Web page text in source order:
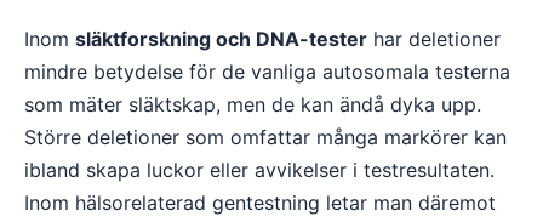
Inom släktforskning och DNA-tester har deletioner
mindre betydelse för de vanliga autosomala testerna
som mäter släktskap, men de kan ändå dyka upp.
Större deletioner som omfattar många markörer kan
ibland skapa luckor eller avvikelser i testresultaten.
Inom hälsorelaterad gentestning letar man däremot